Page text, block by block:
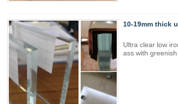
10-19mm thick
Ultra clear low
ass with